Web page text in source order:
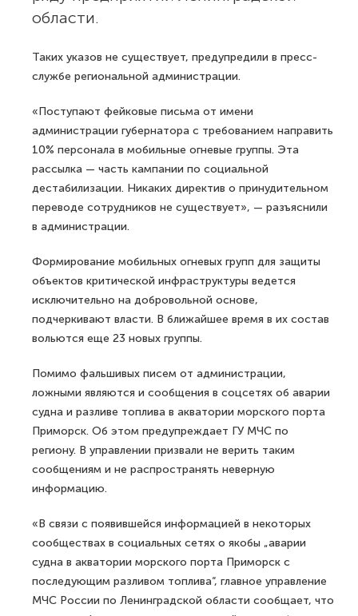
области.
Таких указов не существует, предупредили в пресс-
службе региональной администрации.
«Поступают фейковые письма от имени
администрации губернатора с требованием направить
10% персонала в мобильные огневые группы. Эта
рассылка — часть кампании по социальной
дестабилизации. Никаких директив о принудительном
переводе сотрудников не существует», — разъяснили
в администрации.
Формирование мобильных огневых групп для защиты
объектов критической инфраструктуры ведется
исключительно на добровольной основе,
подчеркивают власти. В ближайшее время в их состав
вольются еще 23 новых группы.
Помимо фальшивых писем от администрации,
ложными являются и сообщения в соцсетях об аварии
судна и разливе топлива в акватории морского порта
Приморск. Об этом предупреждает ГУ МЧС по
региону. В управлении призвали не верить таким
сообщениям и не распространять неверную
информацию.
«В связи с появившейся информацией в некоторых
сообществах в социальных сетях о якобы „аварии
судна в акватории морского порта Приморск с
последующим разливом топлива“, главное управление
МЧС России по Ленинградской области сообщает, что